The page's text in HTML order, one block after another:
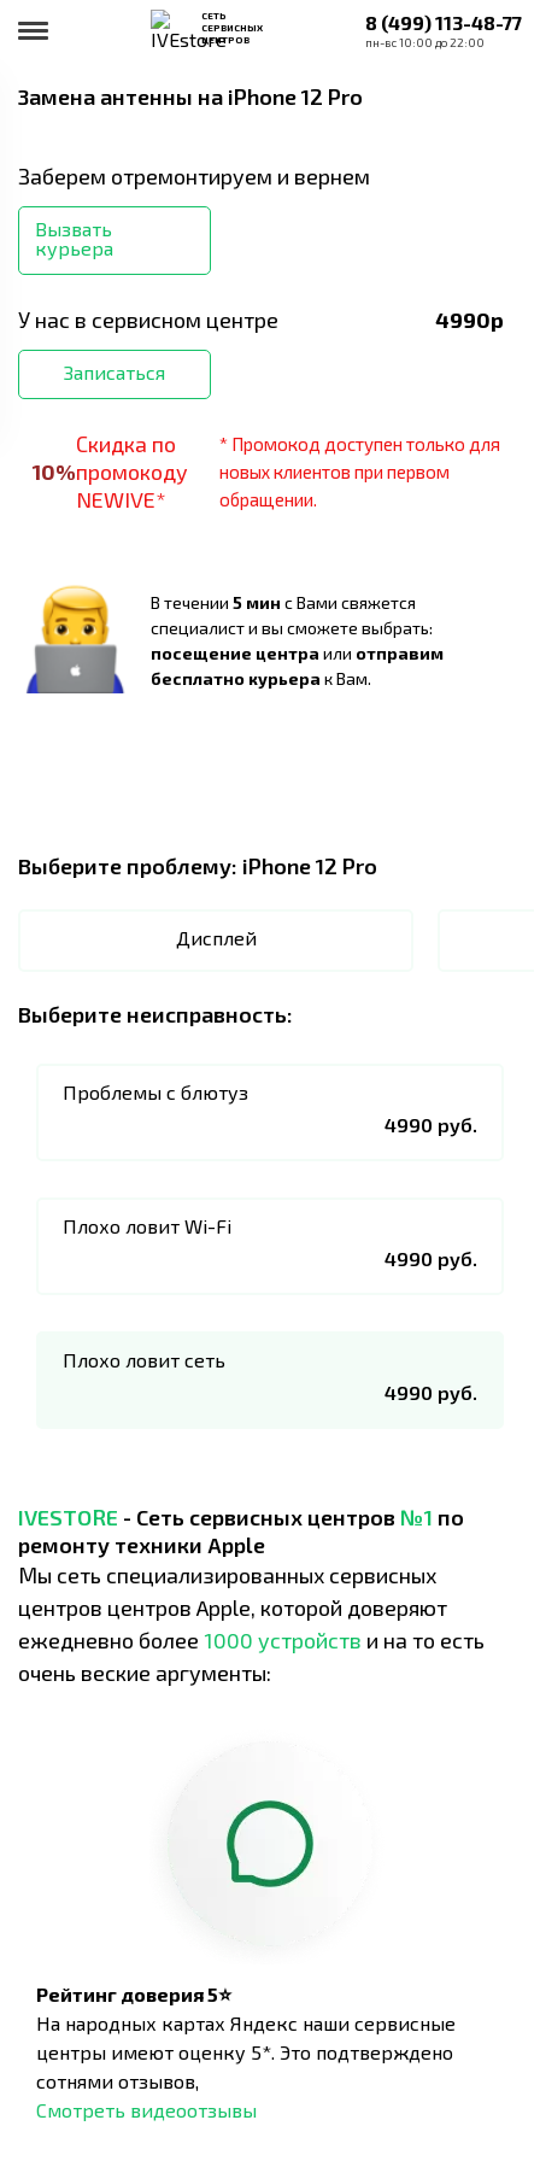
СЕТЬ
СЕРВИСНЫХ
ЦЕНТРОВ
8 (499) 113-48-77
пн-вс 10:00 до 22:00
Замена антенны на iPhone 12 Pro
Заберем отремонтируем и вернем
Вызвать
курьера
У нас в сервисном центре 4990р
Записаться
10%
Скидка по
промокоду
NEWIVE*
* Промокод доступен только для
новых клиентов при первом
обращении.
В течении 5 мин с Вами свяжется
специалист и вы сможете выбрать:
посещение центра или отправим
бесплатно курьера к Вам.
Выберите проблему: iPhone 12 Pro
Дисплей
Выберите неисправность:
Проблемы с блютуз
4990 руб.
Плохо ловит Wi-Fi
4990 руб.
Плохо ловит сеть
4990 руб.
IVESTORE - Сеть сервисных центров №1 по
ремонту техники Apple
Мы сеть специализированных сервисных
центров центров Apple, которой доверяют
ежедневно более 1000 устройств и на то есть
очень веские аргументы:
Рейтинг доверия 5⭐
На народных картах Яндекс наши сервисные
центры имеют оценку 5*. Это подтверждено
сотнями отзывов,
Смотреть видеоотзывы